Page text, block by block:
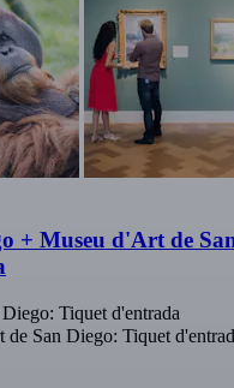
+ Museu d'Art de
Tiquet d'entrada
de San Diego: Tiquet